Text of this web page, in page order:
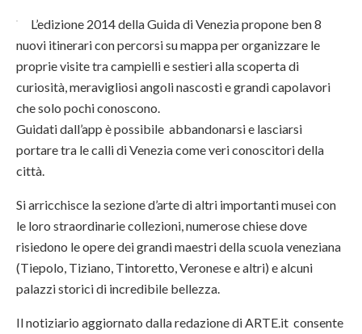
L’edizione 2014 della Guida di Venezia propone ben 8
nuovi itinerari con percorsi su mappa per organizzare le
proprie visite tra campielli e sestieri alla scoperta di
curiosità, meravigliosi angoli nascosti e grandi capolavori
che solo pochi conoscono.
Guidati dall’app è possibile abbandonarsi e lasciarsi
portare tra le calli di Venezia come veri conoscitori della
città.
Si arricchisce la sezione d’arte di altri importanti musei con
le loro straordinarie collezioni, numerose chiese dove
risiedono le opere dei grandi maestri della scuola veneziana
(Tiepolo, Tiziano, Tintoretto, Veronese e altri) e alcuni
palazzi storici di incredibile bellezza.
Il notiziario aggiornato dalla redazione di ARTE.it consente